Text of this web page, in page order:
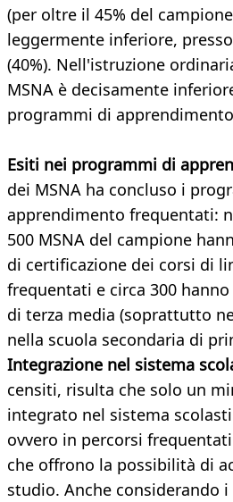
(per oltre il 45% del
leggermente inferiore,
(40%). Nell'istruzione
MSNA è decisamente
programmi di
Esiti nei programmi di
dei MSNA ha concluso i
apprendimento frequentati:
500 MSNA del campione
di certificazione dei corsi di
frequentati e circa 300
di terza media (soprattutto
nella scuola secondaria di
Integrazione nel sistema
censiti, risulta che solo un
integrato nel sistema
ovvero in percorsi
che offrono la possibilità di
studio. Anche considerando